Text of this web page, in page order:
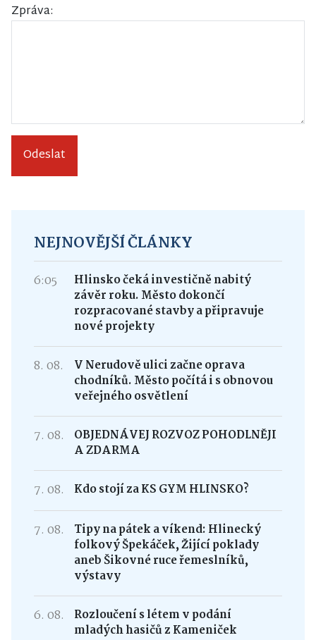
Zpráva:
Odeslat
NEJNOVĚJŠÍ ČLÁNKY
6:05
Hlinsko čeká investičně nabitý
závěr roku. Město dokončí
rozpracované stavby a připravuje
nové projekty
8. 08.
V Nerudově ulici začne oprava
chodníků. Město počítá i s obnovou
veřejného osvětlení
7. 08.
OBJEDNÁVEJ ROZVOZ POHODLNĚJI
A ZDARMA
7. 08. Kdo stojí za KS GYM HLINSKO?
7. 08.
Tipy na pátek a víkend: Hlinecký
folkový Špekáček, Žijící poklady
aneb Šikovné ruce řemeslníků,
výstavy
6. 08.
Rozloučení s létem v podání
mladých hasičů z Kameniček